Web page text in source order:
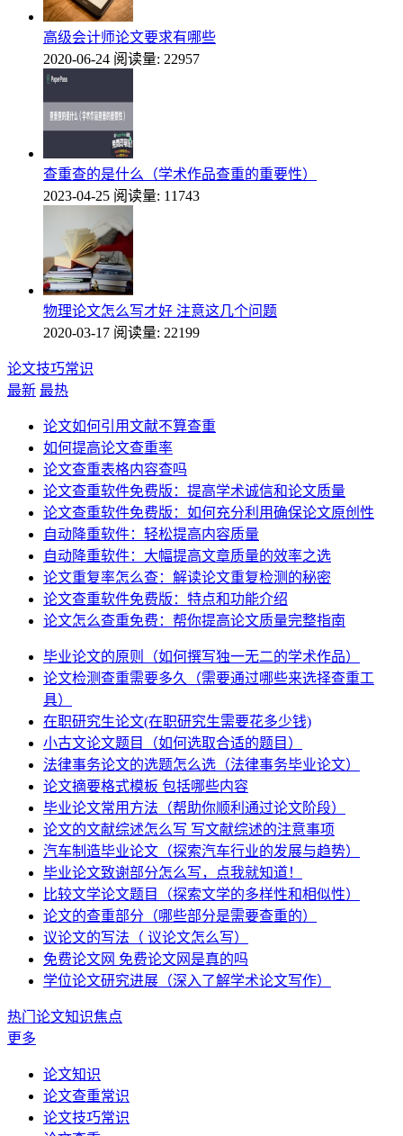
高级会计师论文要求有哪些
2020-06-24 阅读量: 22957
查重查的是什么（学术作品查重的重要性）
2023-04-25 阅读量: 11743
物理论文怎么写才好 注意这几个问题
2020-03-17 阅读量: 22199
论文技巧常识
最新 最热
论文如何引用文献不算查重
如何提高论文查重率
论文查重表格内容查吗
论文查重软件免费版：提高学术诚信和论文质量
论文查重软件免费版：如何充分利用确保论文原创性
自动降重软件：轻松提高内容质量
自动降重软件：大幅提高文章质量的效率之选
论文重复率怎么查：解读论文重复检测的秘密
论文查重软件免费版：特点和功能介绍
论文怎么查重免费：帮你提高论文质量完整指南
毕业论文的原则（如何撰写独一无二的学术作品）
论文检测查重需要多久（需要通过哪些来选择查重工
具）
在职研究生论文(在职研究生需要花多少钱)
小古文论文题目（如何选取合适的题目）
法律事务论文的选题怎么选（法律事务毕业论文）
论文摘要格式模板 包括哪些内容
毕业论文常用方法（帮助你顺利通过论文阶段）
论文的文献综述怎么写 写文献综述的注意事项
汽车制造毕业论文（探索汽车行业的发展与趋势）
毕业论文致谢部分怎么写，点我就知道！
比较文学论文题目（探索文学的多样性和相似性）
论文的查重部分（哪些部分是需要查重的）
议论文的写法（ 议论文怎么写）
免费论文网 免费论文网是真的吗
学位论文研究进展（深入了解学术论文写作）
热门论文知识焦点
更多
论文知识
论文查重常识
论文技巧常识